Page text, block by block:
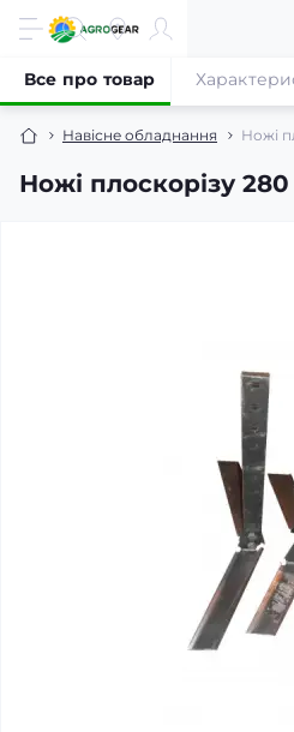
Навісне обладнання Ножі
Ножі плоскорізу
Все про товар